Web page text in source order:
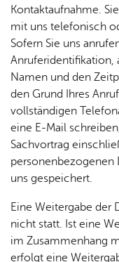
Kontaktaufnahme.
mit uns telefonisch
Sofern Sie uns
Anruferidentifikation,
Namen und den
den Grund Ihres
vollständigen
eine E-Mail
Sachvortrag
personenbezogenen
uns gespeichert.
Eine Weitergabe der
nicht statt. Ist eine
im Zusammenhang
erfolgt eine